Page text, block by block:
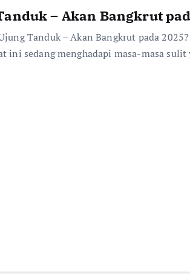
– Akan Bangkrut
Tanduk – Akan Bangkrut pada
ini sedang menghadapi masa-masa